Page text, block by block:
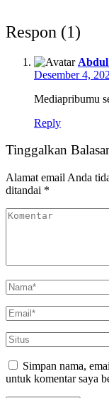
Respon (1)
Desember 4,
Mediapribumu
Reply
Tinggalkan
Alamat email Anda
ditandai *
Simpan nama,
untuk komentar saya